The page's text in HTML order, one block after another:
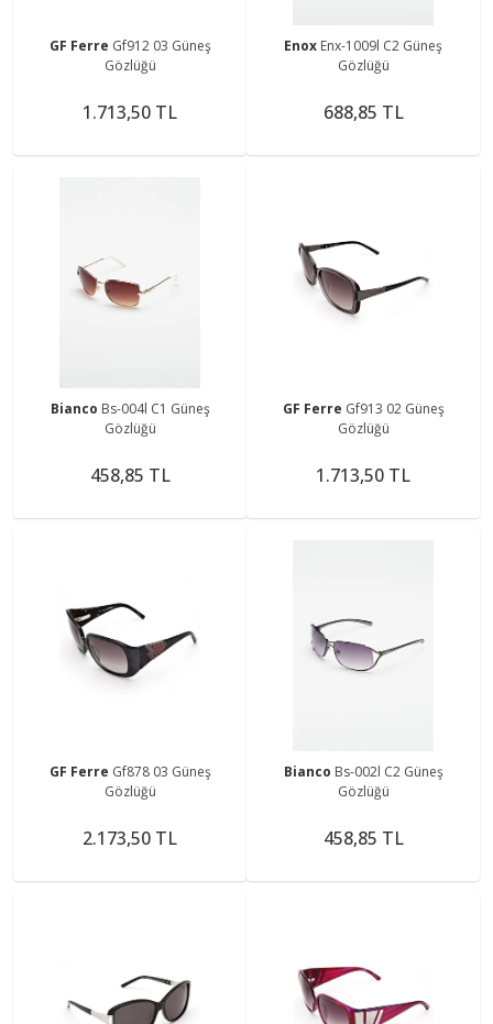
GF Ferre Gf912 03 Güneş
Gözlüğü
1.713,50 TL
Enox Enx-1009l C2 Güneş
Gözlüğü
688,85 TL
Bianco Bs-004l C1 Güneş
Gözlüğü
458,85 TL
GF Ferre Gf913 02 Güneş
Gözlüğü
1.713,50 TL
GF Ferre Gf878 03 Güneş
Gözlüğü
2.173,50 TL
Bianco Bs-002l C2 Güneş
Gözlüğü
458,85 TL